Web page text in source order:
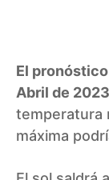
El
Abril de
temperatura
máxima